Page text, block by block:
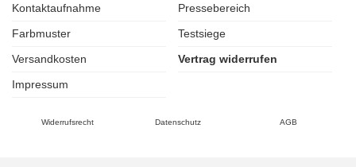
Kontaktaufnahme
Pressebereich
Farbmuster
Testsiege
Versandkosten
Vertrag widerrufen
Impressum
Widerrufsrecht Datenschutz AGB